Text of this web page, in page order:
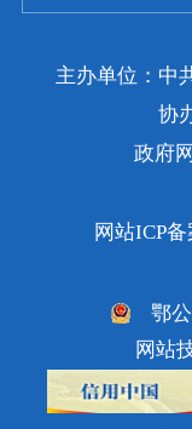
主办单位：中
协
政府
网站ICP
鄂
网站